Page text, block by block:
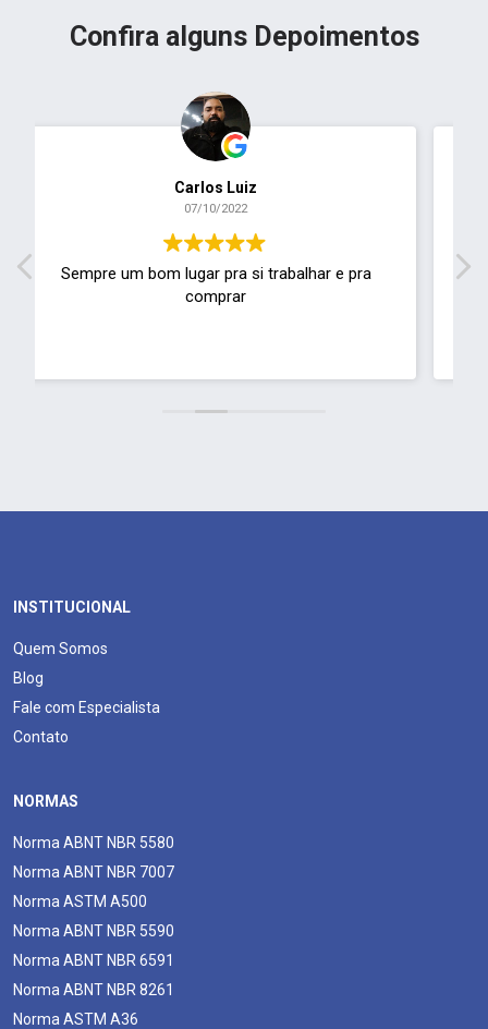
Confira alguns Depoimentos
Everton Duarte
11/01/2022
Gostaria de saber se há algum canal para envio
de curriculum
INSTITUCIONAL
Quem Somos
Blog
Fale com Especialista
Contato
NORMAS
Norma ABNT NBR 5580
Norma ABNT NBR 7007
Norma ASTM A500
Norma ABNT NBR 5590
Norma ABNT NBR 6591
Norma ABNT NBR 8261
Norma ASTM A36